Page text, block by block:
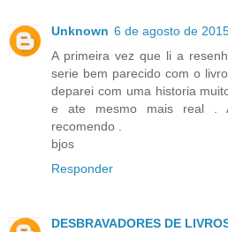
Unknown 6 de agosto de
A primeira vez que li a
serie bem parecido com o
deparei com uma historia
e ate mesmo mais real .
recomendo .
bjos
Responder
DESBRAVADORES DE